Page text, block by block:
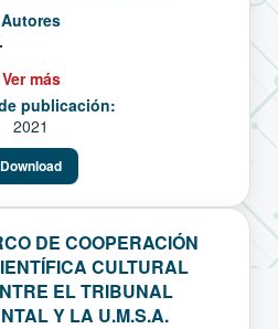
Autores
Ver más
publicación:
2021
Download
DE COOPERACIÓN
CULTURAL
EL TRIBUNAL
Y LA U.M.S.A.